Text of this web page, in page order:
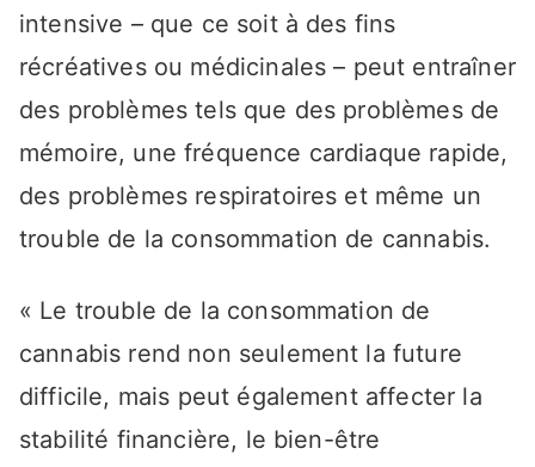
intensive – que ce soit à des fins
récréatives ou médicinales – peut entraîner
des problèmes tels que des problèmes de
mémoire, une fréquence cardiaque rapide,
des problèmes respiratoires et même un
trouble de la consommation de cannabis.
« Le trouble de la consommation de
cannabis rend non seulement la future
difficile, mais peut également affecter la
stabilité financière, le bien-être